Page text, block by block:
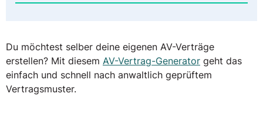
Du möchtest selber deine eigenen AV-Verträge
erstellen? Mit diesem AV-Vertrag-Generator geht das
einfach und schnell nach anwaltlich geprüftem
Vertragsmuster.